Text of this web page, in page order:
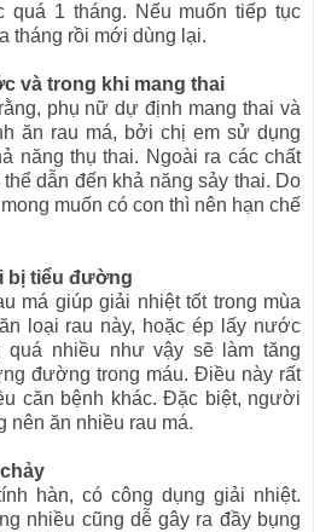
quá 1 tháng. Nếu muốn tiếp tục
tháng rồi mới dùng lại.
và trong khi mang thai
phụ nữ dự định mang thai và
ăn rau má, bởi chị em sử dụng
năng thụ thai. Ngoài ra các chất
dẫn đến khả năng sảy thai. Do
muốn có con thì nên hạn chế
bị tiểu đường
má giúp giải nhiệt tốt trong mùa
loại rau này, hoặc ép lấy nước
quá nhiều như vậy sẽ làm tăng
đường trong máu. Điều này rất
căn bệnh khác. Đặc biệt, người
nên ăn nhiều rau má.
hàn, có công dụng giải nhiệt.
nhiều cũng dễ gây ra đầy bụng